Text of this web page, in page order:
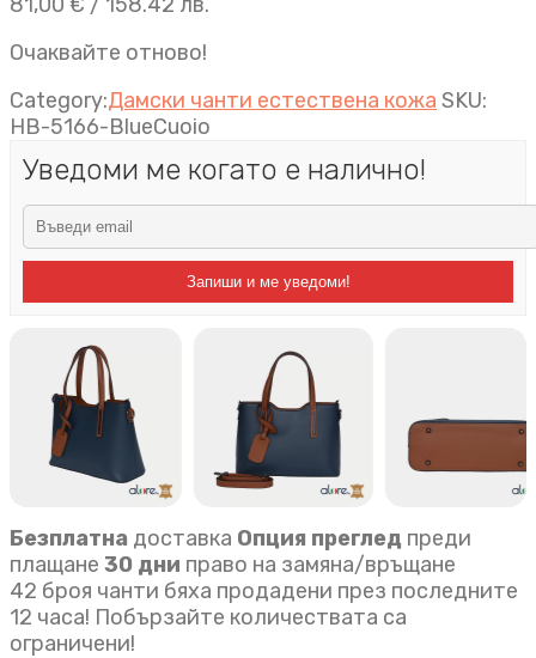
Очаквайте отново!
Category:Дамски чанти естествена кожа SKU:
HB-5166-BlueCuoio
Уведоми ме когато е налично!
Запиши и ме уведоми!
Безплатна доставка Опция преглед преди
плащане 30 дни право на замяна/връщане
42 броя чанти бяха продадени през последните
12 часа! Побързайте количествата са
ограничени!